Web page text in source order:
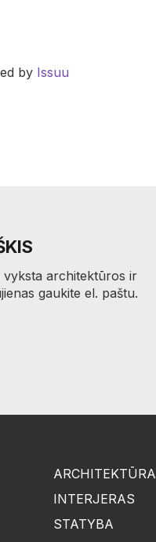
by Issuu
vyksta architektūros ir
gaukite el. paštu.
ARCHITEKTŪRA
INTERJERAS
STATYBA